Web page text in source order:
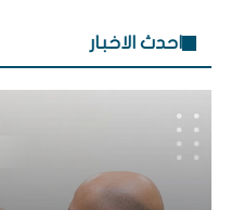
احدث الاخبار